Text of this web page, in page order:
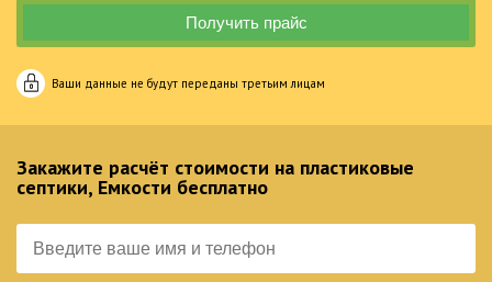
Ваши данные не будут переданы третьим лицам
Закажите расчёт стоимости на пластиковые
септики, Емкости бесплатно